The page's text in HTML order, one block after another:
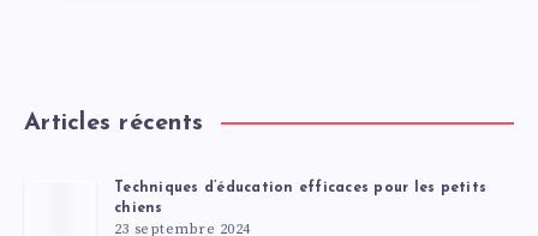
Articles récents
Techniques d’éducation efficaces pour les petits
chiens
23 septembre 2024